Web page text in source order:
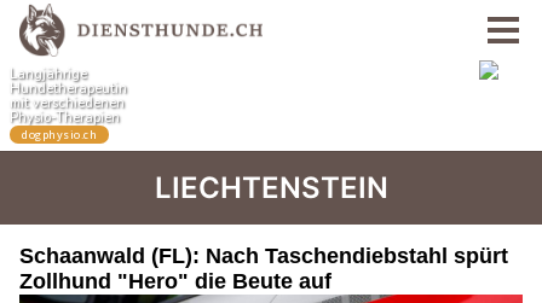
LIECHTENSTEIN
Schaanwald (FL): Nach Taschendiebstahl spürt
Zollhund "Hero" die Beute auf